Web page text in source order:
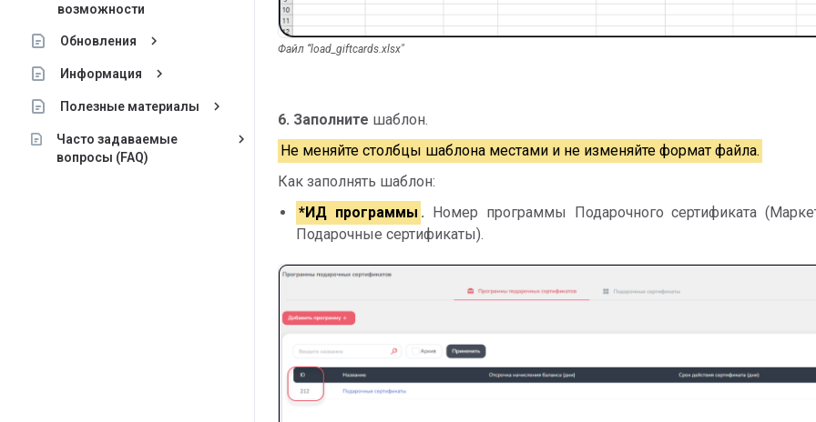
возможности
Обновления keyboard_arrow_right
Информация keyboard_arrow_right
Полезные материалы keyboard_arrow_right
Часто задаваемые
вопросы (FAQ)
keyboard_arrow_right
Файл “load_giftcards.xlsx"
6. Заполните шаблон.
Не меняйте столбцы шаблона местами и не изменяйте формат файла.
Как заполнять шаблон:
*ИД программы .
Номер программы Подарочного сертификата
Подарочные сертификаты).